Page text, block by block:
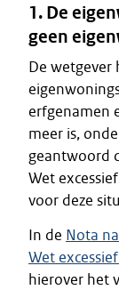
1. De
geen
De wetgever
erfgenamen
meer is,
geantwoord
Wet
voor deze
In de Nota
Wet
hierover het